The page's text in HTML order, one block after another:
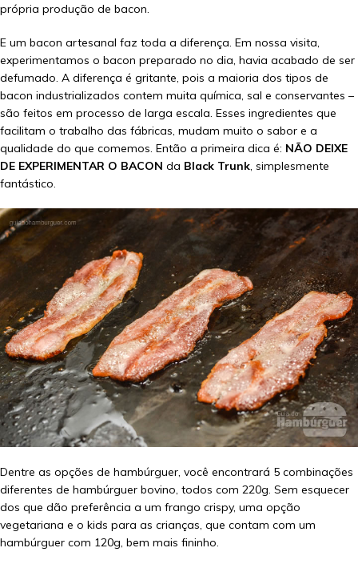
própria produção de bacon.
E um bacon artesanal faz toda a diferença. Em nossa visita,
experimentamos o bacon preparado no dia, havia acabado de ser
defumado. A diferença é gritante, pois a maioria dos tipos de
bacon industrializados contem muita química, sal e conservantes –
são feitos em processo de larga escala. Esses ingredientes que
facilitam o trabalho das fábricas, mudam muito o sabor e a
qualidade do que comemos. Então a primeira dica é: NÃO DEIXE
DE EXPERIMENTAR O BACON da Black Trunk, simplesmente
fantástico.
Dentre as opções de hambúrguer, você encontrará 5 combinações
diferentes de hambúrguer bovino, todos com 220g. Sem esquecer
dos que dão preferência a um frango crispy, uma opção
vegetariana e o kids para as crianças, que contam com um
hambúrguer com 120g, bem mais fininho.